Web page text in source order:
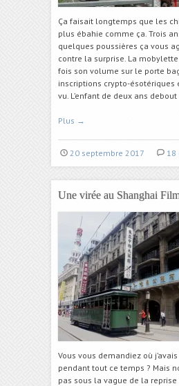
Ça faisait longtemps que les
plus ébahie comme ça. Trois
quelques poussières ça vous
contre la surprise. La
fois son volume sur le porte
inscriptions crypto-ésotériques
vu. L’enfant de deux ans
Plus →
20 septembre 2017 18
Une virée au Shanghai
Vous vous demandiez où
pendant tout ce temps ? Mais
pas sous la vague de la